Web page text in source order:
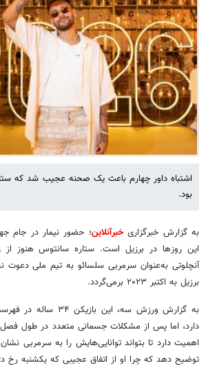
اشتباه داور چهارم باعث یک صحنه عجیب شد که
بود.
به گزارش خبرگزاریخبرآنلاین؛ حضور نیمار در جام
این روزها در برزیل است. ستاره سانتوس هنوز از
آنچلوتی به‌عنوان سرمربی سلسائو به تیم ملی دعوت
برزیل به اکتبر ۲۰۲۳ برمی‌گردد.
به گزارش ورزش سه، این
دارد، اما پس از مشکلات جسمانی متعدد در طول فصل،
اهمیت دارد تا بتواند توانایی‌هایش را به سرمربی
توضیح دهد که چرا او از اتفاق عجیبی که یکشنبه رخ